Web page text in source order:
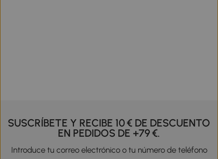
SUSCRÍBETE Y RECIBE 10 € DE DESCUENTO
EN PEDIDOS DE +79 €.
Introduce tu correo electrónico o tu número de teléfono